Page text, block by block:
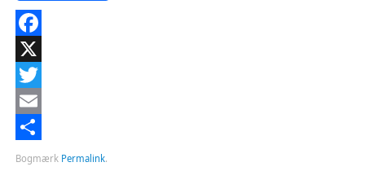
Facebook
X
Twitter
Email
Del
Bogmærk Permalink.